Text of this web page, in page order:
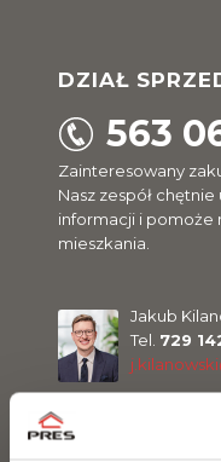
DZIAŁ
563
Zainteresowany
Nasz zespół
informacji i pomoże
mieszkania.
Jakub
Tel. 729